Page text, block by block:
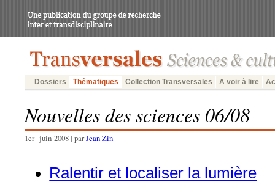
Dossiers Thématiques Collection Transversales A voir à lire
Nouvelles des sciences 06/08
1er juin 2008 | parJean Zin
Ralentir et localiser la lumière